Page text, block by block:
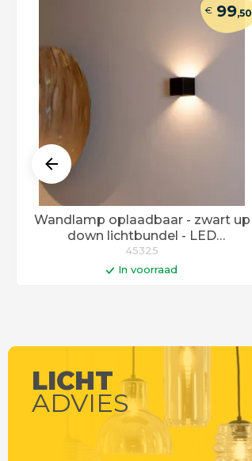
Wandlamp oplaadbaar - zwart up
down lichtbundel - LED
geïntegreered - dimbaar
€99,50
45325
In voorraad
LICHT
ADVIES